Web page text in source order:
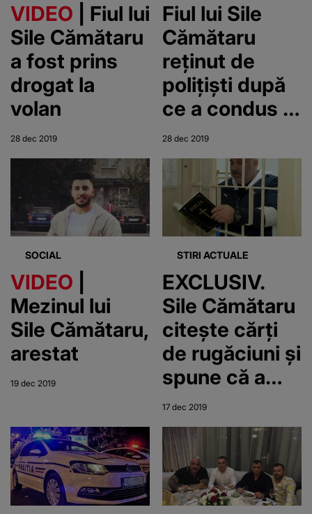
VIDEO | Fiul lui
Sile Cămătaru
a fost prins
drogat la
volan
28 dec 2019
Fiul lui Sile
Cămătaru
reținut de
polițiști după
ce a condus o
maşină sub
influenţa
drogurilor şi
fără permis
28 dec 2019
SOCIAL
VIDEO
Mezinul lui
Sile Cămătaru,
arestat
19 dec 2019
STIRI ACTUALE
EXCLUSIV.
Sile Cămătaru
citește cărți
de rugăciuni și
spune că a
găsit salvare
în Dumnezeu
17 dec 2019